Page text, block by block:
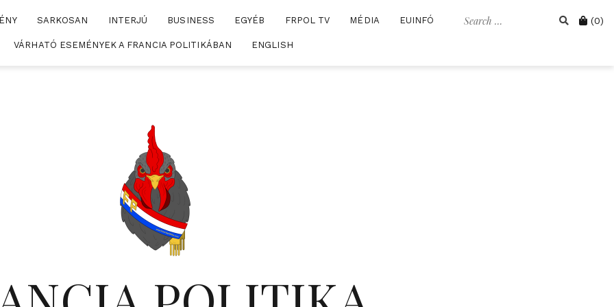
Search Cart
(0)
SARKOSAN INTERJÚ BUSINESS EGYÉB FRPOL TV MÉDIA EUINFÓ
VÁRHATÓ ESEMÉNYEK A FRANCIA POLITIKÁBAN ENGLISH